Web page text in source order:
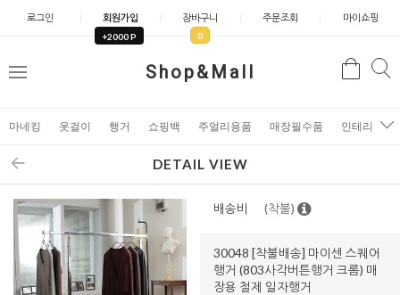
로그인 회원가입
+2000 P
장바구니
0
주문조회 마이쇼핑
Shop&Mall
메
검
마네킹 옷걸이 행거 쇼핑백 주얼리용품 매장필수품 인테리어소
DETAIL VIEW
배송비 (착불)
30048 [착불배송] 마이센 스퀘어
행거 (803사각버튼행거 크롬) 매
장용 철제 일자행거